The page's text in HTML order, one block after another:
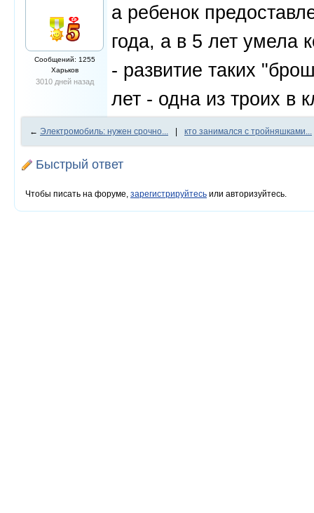
Сообщений: 1255
Харьков
3010 дней назад
а ребенок
года, а в 5 лет умела
- развитие таких
лет - одна из троих в
← Электромобиль: нужен срочно... кто занимался с тройняшками...
Быстрый ответ
Чтобы писать на форуме, зарегистрируйтесь или авторизуйтесь.